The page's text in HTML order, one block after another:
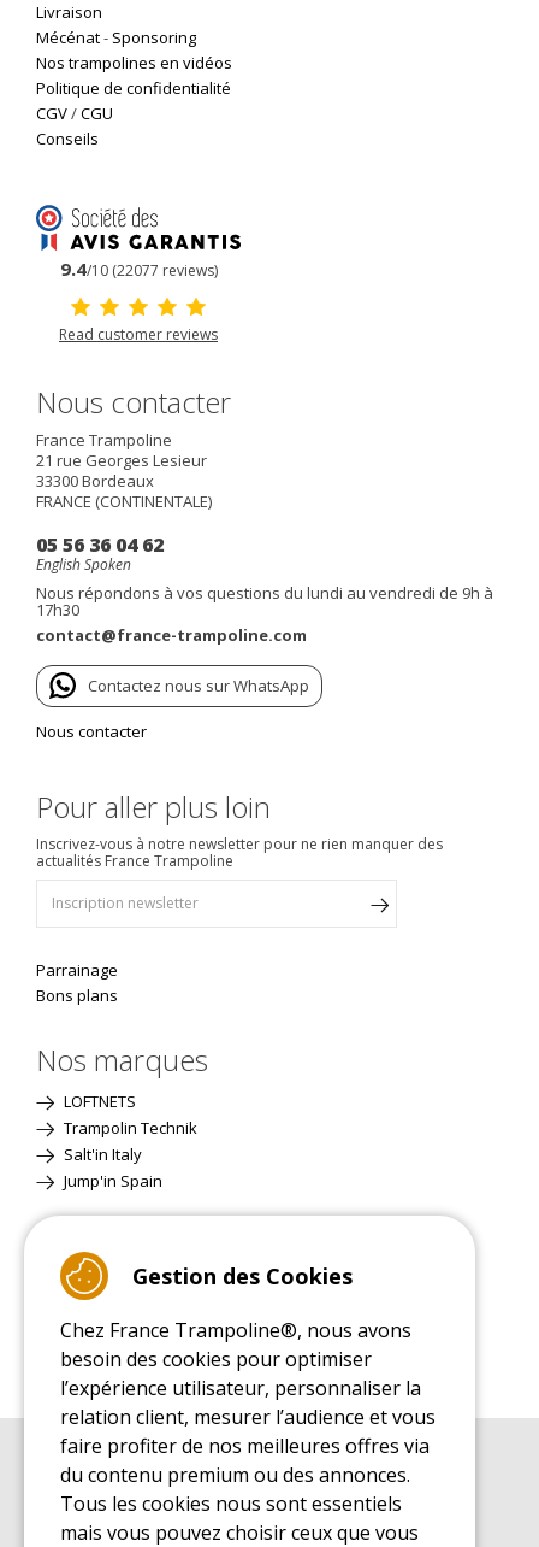
Livraison
Mécénat- Sponsoring
Nos trampolines en vidéos
Politique de confidentialité
CGV/CGU
Conseils
9.4/10 (22077 reviews)
Read customer reviews
Nous contacter
France Trampoline
21 rue Georges Lesieur
33300Bordeaux
FRANCE (CONTINENTALE)
05 56 36 04 62
English Spoken
Nous répondons à vos questions du lundi au vendredi de 9h à
17h30
contact@france-trampoline.com
Contactez nous sur WhatsApp
Nous contacter
Pour aller plus loin
Inscrivez-vous à notre newsletter pour ne rien manquer des
actualités France Trampoline
Parrainage
Bons plans
Nos marques
LOFTNETS
Trampolin Technik
Salt'in Italy
Jump'in Spain
Site Classique
GUIDE D'ACHAT
Guide d'achat pour les trampolines de loisirs
GUIDE DE MONTAGE
Gestion des Cookies
Chez France Trampoline®, nous avons
besoin des cookies pour optimiser
l’expérience utilisateur, personnaliser la
relation client, mesurer l’audience et vous
faire profiter de nos meilleures offres via
du contenu premium ou des annonces.
Tous les cookies nous sont essentiels
mais vous pouvez choisir ceux que vous